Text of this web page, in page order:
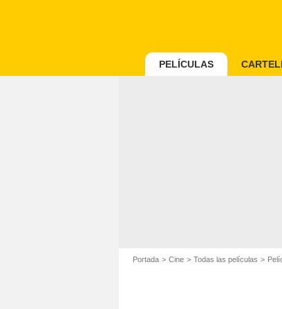
PELÍCULAS
Portada Cine Todas las películas